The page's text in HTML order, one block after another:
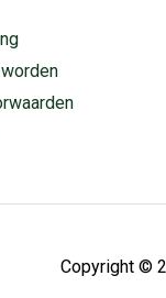
Copyright ©